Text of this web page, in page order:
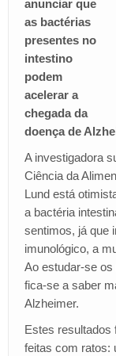
anunciar que
as bactérias
presentes no
intestino
podem
acelerar a
chegada da
doença de
A investigadora
Ciência da
Lund está
a bactéria
sentimos, já que
imunológico, a
Ao estudar-se
fica-se a saber
Alzheimer.
Estes resultados
feitas com ratos: